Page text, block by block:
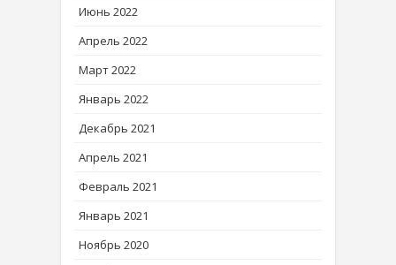
Июнь 2022
Апрель 2022
Март 2022
Январь 2022
Декабрь 2021
Апрель 2021
Февраль 2021
Январь 2021
Ноябрь 2020